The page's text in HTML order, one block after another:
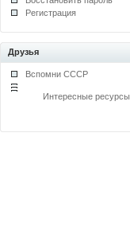
Регистрация
Друзья
Вспомни СССР
Интересные ресурсы